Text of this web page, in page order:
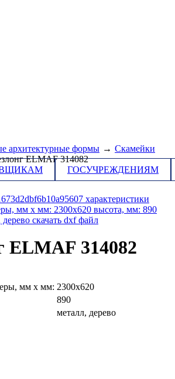
архитектурные формы → Скамейки
ELMAF 314082
ГОСУЧРЕЖДЕНИЯМ
ELMAF 314082
мм х мм: 2300х620
890
металл, дерево